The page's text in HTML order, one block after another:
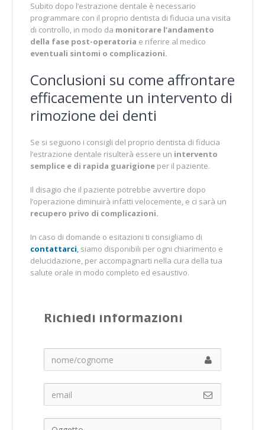
Subito dopo l’estrazione dentale è necessario
programmare con il proprio dentista di fiducia una visita
di controllo, in modo da monitorare l’andamento
della fase post-operatoria e riferire al medico
eventuali sintomi o complicazioni.
Conclusioni su come affrontare
efficacemente un intervento di
rimozione dei denti
Se si seguono i consigli del proprio dentista di fiducia
l’estrazione dentale risulterà essere un intervento
semplice e di rapida guarigione per il paziente.
Il disagio che il paziente potrebbe avvertire dopo
l’operazione diminuirà infatti velocemente, e ci sarà un
recupero privo di complicazioni.
In caso di domande o esitazioni ti consigliamo di
contattarci, siamo disponibili per ogni chiarimento e
delucidazione, per accompagnarti nella cura della tua
salute orale in modo completo ed esaustivo.
Richiedi informazioni